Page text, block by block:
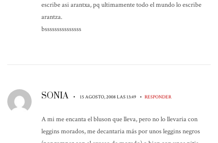
escribe asi arantxa, pq ultimamente todo el mundo lo escribe
arantza.
bsssssssssssssss
SONIA • 15 AGOSTO, 2008 LAS 13:49 • RESPONDER
A mi me encanta el bluson que lleva, pero no lo llevaria con
leggins morados, me decantaria más por unos leggins negros